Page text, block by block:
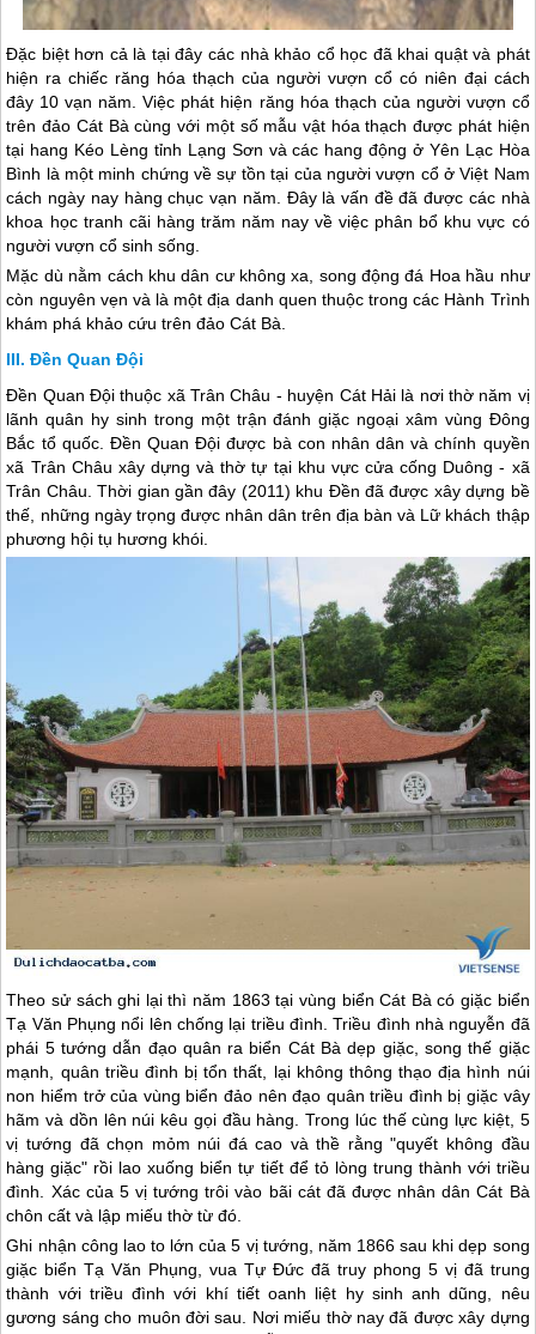
Đặc biệt hơn cả là tại đây các nhà khảo cổ học đã khai quật và phát
hiện ra chiếc răng hóa thạch của người vượn cổ có niên đại cách
đây 10 vạn năm. Việc phát hiện răng hóa thạch của người vượn cổ
trênđảo Cát Bà cùng với một số mẫu vật hóa thạch được phát hiện
tại hang Kéo Lèng tỉnh Lạng Sơn và các hang động ở Yên Lạc Hòa
Bình là một minh chứng về sự tồn tại của người vượn cổ ở Việt Nam
cách ngày nay hàng chục vạn năm. Đây là vấn đề đã được các nhà
khoa học tranh cãi hàng trăm năm nay về việc phân bổ khu vực có
người vượn cổ sinh sống.
Mặc dù nằm cách khu dân cư không xa, song động đá Hoa hầu như
còn nguyên vẹn và là một địa danh quen thuộc trong các Hành Trình
khám phá khảo cứu trênđảo Cát Bà
Đền Quan Đội
Đền Quan Đội thuộc xã Trân Châu - huyện Cát Hải là nơi thờ năm vị
lãnh quân hy sinh trong một trận đánh giặc ngoại xâm vùng Đông
Bắc tổ quốc. Đền Quan Đội được bà con nhân dân và chính quyền
xã Trân Châu xây dựng và thờ tự tại khu vực cửa cống Duông - xã
Trân Châu. Thời gian gần đây (2011) khu Đền đã được xây dựng bề
thế, những ngày trọng được nhân dân trên địa bàn và Lữ khách thập
phương hội tụ hương khói.
Theo sử sách ghi lại thì năm 1863 tại vùng biểnCát Bà có giặc biển
Tạ Văn Phụng nổi lên chống lại triều đình. Triều đình nhà nguyễn đã
phái 5 tướng dẫn đạo quân ra biển Cát Bà dẹp giặc, song thế giặc
mạnh, quân triều đình bị tổn thất, lại không thông thạo địa hình núi
non hiểm trở của vùng biển đảo nên đạo quân triều đình bị giặc vây
hãm và dồn lên núi kêu gọi đầu hàng. Trong lúc thế cùng lực kiệt, 5
vị tướng đã chọn mỏm núi đá cao và thề rằng "quyết không đầu
hàng giặc" rồi lao xuống biển tự tiết để tỏ lòng trung thành với triều
đình. Xác của 5 vị tướng trôi vào bãi cát đã được nhân dânCát Bà
chôn cất và lập miếu thờ từ đó.
Ghi nhận công lao to lớn của 5 vị tướng, năm 1866 sau khi dẹp song
giặc biển Tạ Văn Phụng, vua Tự Đức đã truy phong 5 vị đã trung
thành với triều đình với khí tiết oanh liệt hy sinh anh dũng, nêu
gương sáng cho muôn đời sau. Nơi miếu thờ nay đã được xây dựng